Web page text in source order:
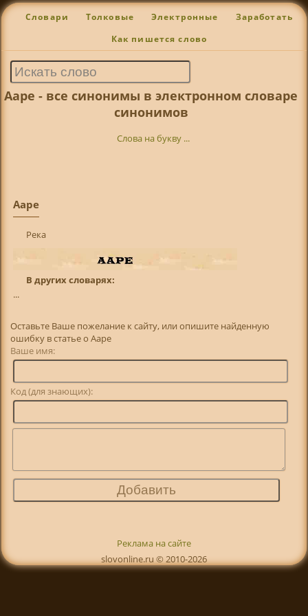
Словари Толковые Электронные Заработать
Как пишется слово
Ааре - все синонимы в электронном словаре
синонимов
Слова на букву ...
Ааре
Река
В других словарях:
...
Оставьте Ваше пожелание к сайту, или опишите найденную
ошибку в статье о Ааре
Ваше имя:
Код (для знающих):
Реклама на сайте
slovonline.ru © 2010-2026